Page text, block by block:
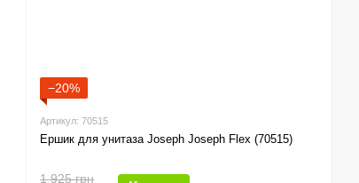
−20%
Артикул: 70515
Ершик для унитаза Joseph Joseph Flex (70515)
1 925 грн